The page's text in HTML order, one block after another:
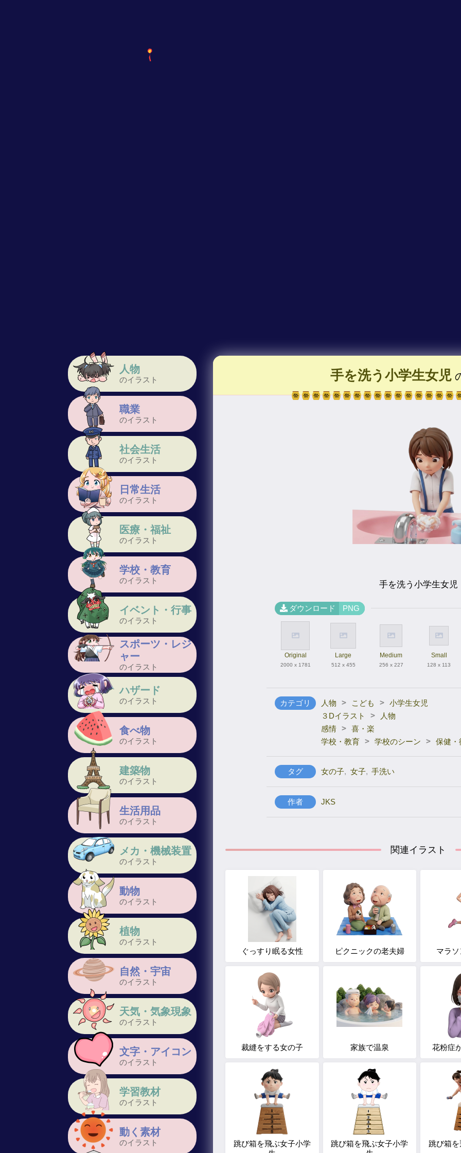
人物
のイラスト
職業
のイラスト
社会生活
のイラスト
日常生活
のイラスト
医療・福祉
のイラスト
学校・教育
のイラスト
イベント・行事
のイラスト
スポーツ・レジ
ャー
のイラスト
ハザード
のイラスト
食べ物
のイラスト
建築物
のイラスト
生活用品
のイラスト
メカ・機械装置
のイラスト
動物
のイラスト
植物
のイラスト
自然・宇宙
のイラスト
天気・気象現象
のイラスト
文字・アイコン
のイラスト
学習教材
のイラスト
動く素材
のイラスト
手を洗う小学生女児
手を洗う小学生女児
ダウンロード PNG
Original
2000 x 1781
Large
512 x 455
Medium
256 x 227
Small
128 x 113
カテゴリ 人物 > こども > 小学生女児
３Dイラスト
>
人物
感情 > 喜・楽
学校・教育 > 学校のシーン > 保健・
タグ 女の子, 女子, 手洗い
作者 JKS
関連イラスト
ぐっすり眠る女性 ピクニックの老夫婦 マラ
裁縫をする女の子 家族で温泉 花粉症
跳び箱を飛ぶ女子小学
跳び箱を飛ぶ女子小学
跳び箱